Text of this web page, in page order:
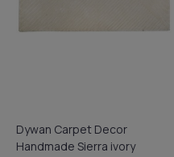
Dywan Carpet Decor
Handmade Sierra ivory